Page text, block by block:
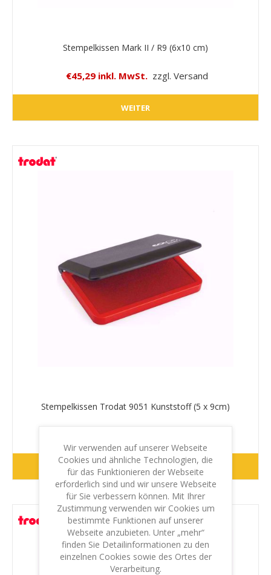
Stempelkissen Mark II / R9 (6x10 cm)
€45,29 inkl. MwSt. zzgl. Versand
WEITER
Stempelkissen Trodat 9051 Kunststoff (5 x 9cm)
WEITER
Wir verwenden auf unserer Webseite
Cookies und ähnliche Technologien, die
für das Funktionieren der Webseite
erforderlich sind und wir unsere Webseite
für Sie verbessern können. Mit Ihrer
Zustimmung verwenden wir Cookies um
bestimmte Funktionen auf unserer
Webseite anzubieten. Unter „mehr“
finden Sie Detailinformationen zu den
einzelnen Cookies sowie des Ortes der
Verarbeitung.